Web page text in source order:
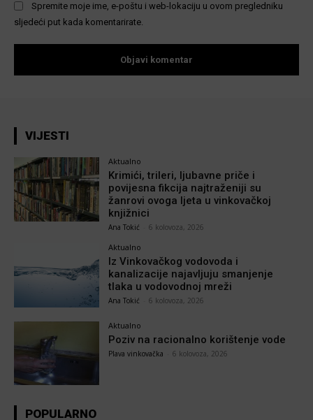
Spremite moje ime, e-poštu i web-lokaciju u ovom pregledniku
sljedeći put kada komentarirate.
VIJESTI
Aktualno
Krimići, trileri, ljubavne priče i
povijesna fikcija najtraženiji su
žanrovi ovoga ljeta u vinkovačkoj
knjižnici
Ana Tokić 6 kolovoza, 2026
Aktualno
Iz Vinkovačkog vodovoda i
kanalizacije najavljuju smanjenje
tlaka u vodovodnoj mreži
Ana Tokić 6 kolovoza, 2026
Aktualno
Poziv na racionalno korištenje vode
Plava vinkovačka 6 kolovoza, 2026
POPULARNO